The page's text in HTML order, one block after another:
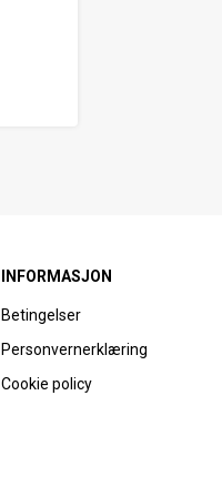
INFORMASJON
Betingelser
Personvernerklæring
Cookie policy